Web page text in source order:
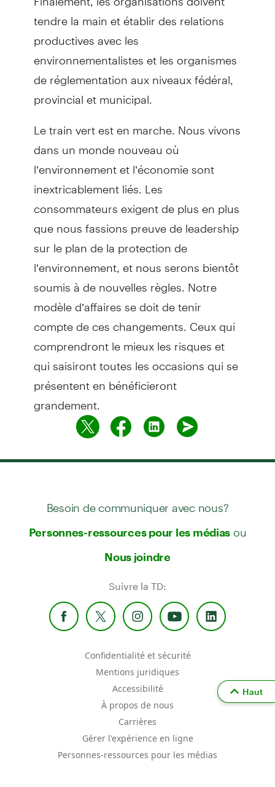
tendre la main et établir des relations
productives avec les
environnementalistes et les organismes
de réglementation aux niveaux fédéral,
provincial et municipal.
Le train vert est en marche. Nous vivons
dans un monde nouveau où
l’environnement et l’économie sont
inextricablement liés. Les
consommateurs exigent de plus en plus
que nous fassions preuve de leadership
sur le plan de la protection de
l’environnement, et nous serons bientôt
soumis à de nouvelles règles. Notre
modèle d’affaires se doit de tenir
compte de ces changements. Ceux qui
comprendront le mieux les risques et
qui saisiront toutes les occasions qui se
présentent en bénéficieront
grandement.
Besoin de communiquer avec nous?
Personnes-ressources pour les médias ou
Nous joindre
Suivre la TD:
Confidentialité et sécurité
Mentions juridiques
Accessibilité
À propos de nous
Carrières
Gérer l'expérience en ligne
Personnes-ressources pour les médias
Haut